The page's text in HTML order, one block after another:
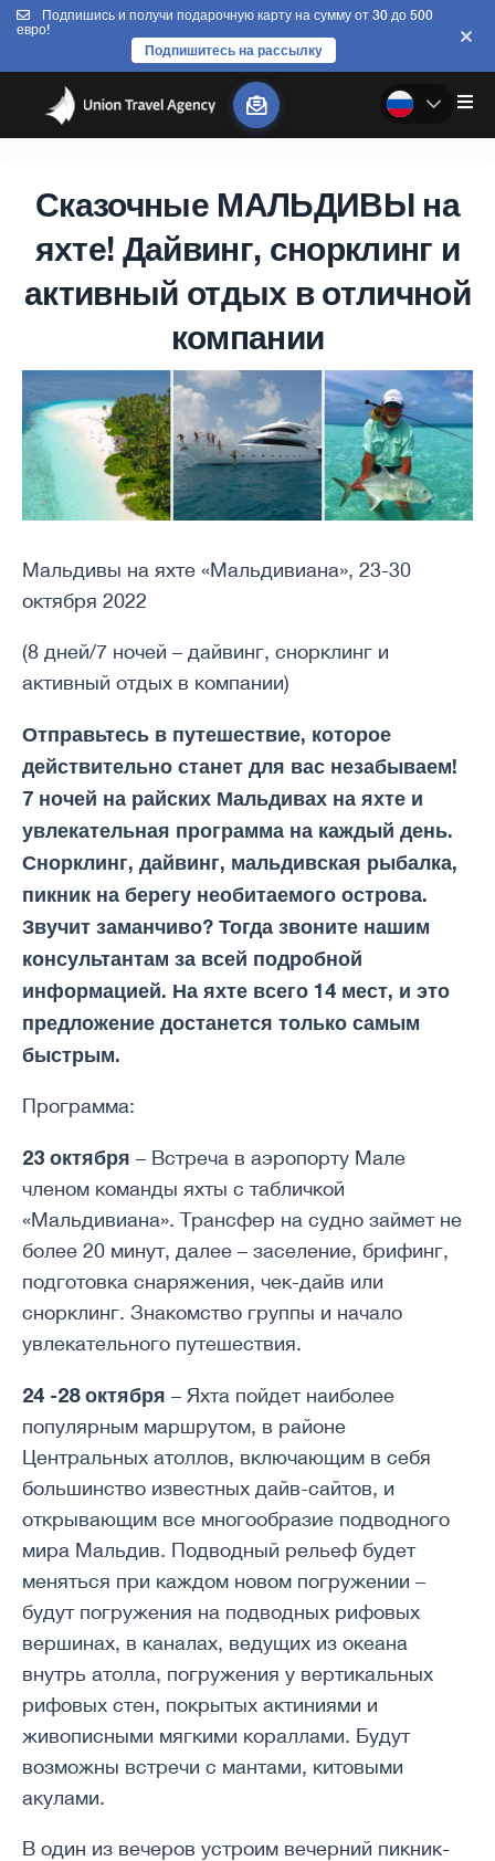
Подпишись и получи подарочную карту на сумму от 30 до 500
евро!
Подпишитесь на рассылку
Сказочные МАЛЬДИВЫ на
яхте! Дайвинг, снорклинг и
активный отдых в отличной
компании
Мальдивы на яхте «Мальдивиана», 23-30
октября 2022
(8 дней/7 ночей – дайвинг, снорклинг и
активный отдых в компании)
Отправьтесь в путешествие, которое
действительно станет для вас незабываем!
7 ночей на райских Мальдивах на яхте и
увлекательная программа на каждый день.
Снорклинг, дайвинг, мальдивская рыбалка,
пикник на берегу необитаемого острова.
Звучит заманчиво? Тогда звоните нашим
консультантам за всей подробной
информацией. На яхте всего 14 мест, и это
предложение достанется только самым
быстрым.
Программа:
23 октября – Встреча в аэропорту Мале
членом команды яхты с табличкой
«Мальдивиана». Трансфер на судно займет не
более 20 минут, далее – заселение, брифинг,
подготовка снаряжения, чек-дайв или
снорклинг. Знакомство группы и начало
увлекательного путешествия.
24 -28 октября – Яхта пойдет наиболее
популярным маршрутом, в районе
Центральных атоллов, включающим в себя
большинство известных дайв-сайтов, и
открывающим все многообразие подводного
мира Мальдив. Подводный рельеф будет
меняться при каждом новом погружении –
будут погружения на подводных рифовых
вершинах, в каналах, ведущих из океана
внутрь атолла, погружения у вертикальных
рифовых стен, покрытых актиниями и
живописными мягкими кораллами. Будут
возможны встречи с мантами, китовыми
акулами.
В один из вечеров устроим вечерний пикник-